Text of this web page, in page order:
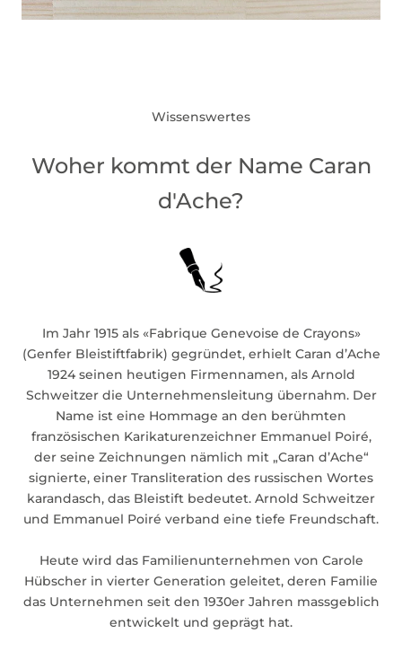
Wissenswertes
Woher kommt der Name Caran
d'Ache?
Im Jahr 1915 als «Fabrique Genevoise de Crayons»
(Genfer Bleistiftfabrik) gegründet, erhielt Caran d’Ache
1924 seinen heutigen Firmennamen, als Arnold
Schweitzer die Unternehmensleitung übernahm. Der
Name ist eine Hommage an den berühmten
französischen Karikaturenzeichner Emmanuel Poiré,
der seine Zeichnungen nämlich mit „Caran d’Ache“
signierte, einer Transliteration des russischen Wortes
karandasch, das Bleistift bedeutet. Arnold Schweitzer
und Emmanuel Poiré verband eine tiefe Freundschaft.
Heute wird das Familienunternehmen von Carole
Hübscher in vierter Generation geleitet, deren Familie
das Unternehmen seit den 1930er Jahren massgeblich
entwickelt und geprägt hat.